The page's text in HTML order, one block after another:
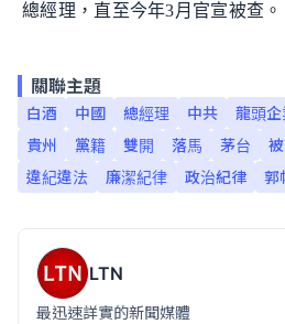
總經理，直至今年3月官宣被查。
關聯主題
白酒 中國 總經理 中共 龍頭企
貴州
黨籍 雙開 落馬 茅台
違紀違法
廉潔紀律 政治紀律 郭
LTN
最迅速詳實的新聞媒體